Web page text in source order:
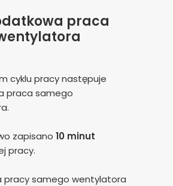
praca
cyklu pracy następuje
praca samego
zapisano 10 minut
pracy.
pracy samego wentylatora